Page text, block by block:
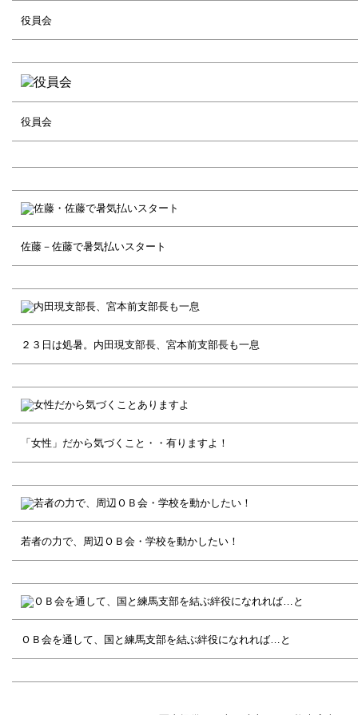
役員会
役員会
佐藤－佐藤で暑気払いスタート
２３日は処暑。内田現支部長、宮本前支部長も一息
「女性」だから気づくこと・・有りますよ！
若者の力で、周辺ＯＢ会・学校を動かしたい！
ＯＢ会を通して、国と練馬支部を結ぶ絆役になれれば…と